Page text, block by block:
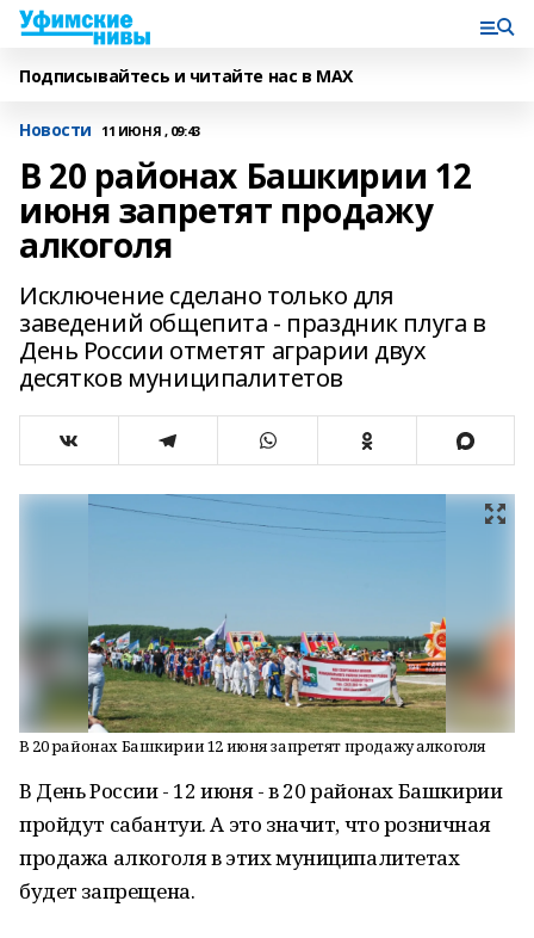
Подписывайтесь и читайте нас в MAX
Новости 11 ИЮНЯ , 09:43
В 20 районах Башкирии 12
июня запретят продажу
алкоголя
Исключение сделано только для
заведений общепита - праздник плуга в
День России отметят аграрии двух
десятков муниципалитетов
В 20 районах Башкирии 12 июня запретят продажу алкоголя
В День России - 12 июня - в 20 районах Башкирии
пройдут сабантуи. А это значит, что розничная
продажа алкоголя в этих муниципалитетах
будет запрещена.